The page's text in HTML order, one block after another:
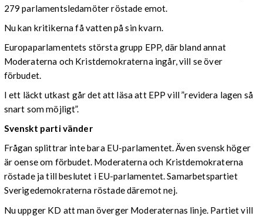
279 parlamentsledamöter röstade emot.
Nu kan kritikerna få vatten på sin kvarn.
Europaparlamentets största grupp EPP, där bland annat
Moderaterna och Kristdemokraterna ingår, vill se över
förbudet.
I ett läckt utkast går det att läsa att EPP vill ”revidera lagen så
snart som möjligt”.
Svenskt parti vänder
Frågan splittrar inte bara EU-parlamentet. Även svensk höger
är oense om förbudet. Moderaterna och Kristdemokraterna
röstade ja till beslutet i EU-parlamentet. Samarbetspartiet
Sverigedemokraterna röstade däremot nej.
Nu uppger KD att man överger Moderaternas linje. Partiet vill